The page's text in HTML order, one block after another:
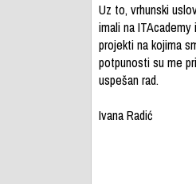
Uz to, vrhunski
imali na ITAcademy
projekti na kojima
potpunosti su me
uspešan rad.
Ivana Radić